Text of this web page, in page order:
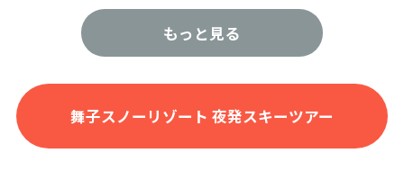
平日・日祝 無料 土曜・1/29～1/
3・1/12・2/23・3/20 1,000円
最長コース
6,000m
最大傾斜
32度
もっと見る
舞子スノーリゾート 夜発スキーツアー